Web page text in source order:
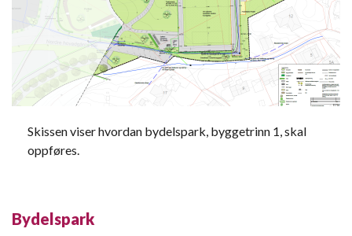
Skissen viser hvordan bydelspark, byggetrinn 1, skal
oppføres.
Bydelspark